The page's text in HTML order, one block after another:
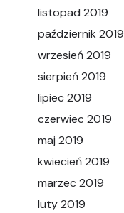
listopad 2019
październik 2019
wrzesień 2019
sierpień 2019
lipiec 2019
czerwiec 2019
maj 2019
kwiecień 2019
marzec 2019
luty 2019